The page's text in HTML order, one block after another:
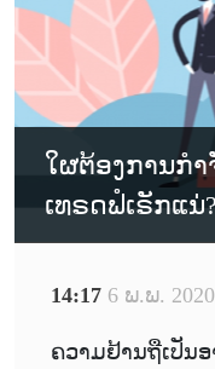
ໃຜຕ້ອງການກ
ເທຣດຟໍເຣັກແນ່?
14:17 6 ພ.ພ. 2020
ຄວາມຢ້ານຖືເປັນ